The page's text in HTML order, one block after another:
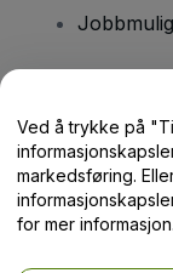
Ved å trykke på
markedsføring.
for mer informasjon.